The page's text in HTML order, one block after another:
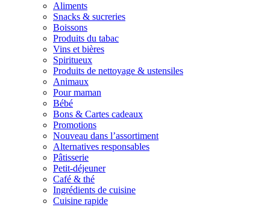
Aliments
Snacks & sucreries
Boissons
Produits du tabac
Vins et bières
Spiritueux
Produits de nettoyage & ustensiles
Animaux
Pour maman
Bébé
Bons & Cartes cadeaux
Promotions
Nouveau dans l’assortiment
Alternatives responsables
Pâtisserie
Petit-déjeuner
Café & thé
Ingrédients de cuisine
Cuisine rapide